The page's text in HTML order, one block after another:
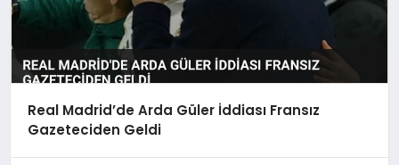
Real Madrid’de Arda Güler İddiası Fransız
Gazeteciden Geldi